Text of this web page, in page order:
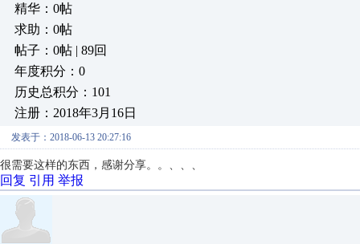
精华：0帖
求助：0帖
帖子：0帖 | 89回
年度积分：0
历史总积分：101
注册：2018年3月16日
发表于：2018-06-13 20:27:16
很需要这样的东西，感谢分享。。、、、
回复 引用 举报